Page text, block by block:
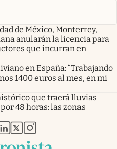
de México, Monterrey,
anularán la licencia para
que incurran en
en España: “Trabajando
1400 euros al mes, en mi
que traerá lluvias
48 horas: las zonas
nueva pestaña
en nueva pestaña
abre en nueva pestaña
abre en nueva pestaña
abre en nueva pestaña